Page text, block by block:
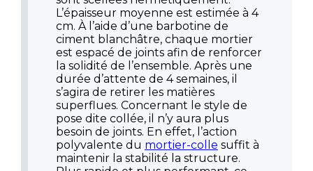
L’épaisseur moyenne est estimée à 4
cm. À l’aide d’une barbotine de
ciment blanchâtre, chaque mortier
est espacé de joints afin de renforcer
la solidité de l’ensemble. Après une
durée d’attente de 4 semaines, il
s’agira de retirer les matières
superflues. Concernant le style de
pose dite collée, il n’y aura plus
besoin de joints. En effet, l’action
polyvalente du mortier-colle suffit à
maintenir la stabilité la structure.